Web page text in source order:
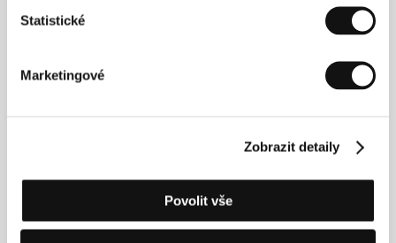
Statistické
Marketingové
Zobrazit detaily
Povolit vše